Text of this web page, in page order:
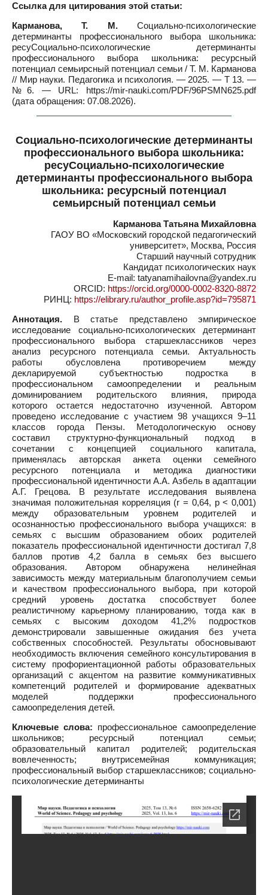
Ссылка для цитирования этой статьи:
Карманова, Т. М.Социально-психологические
детерминанты профессионального выбора школьника:
ресуСоциально-психологические детерминанты
профессионального выбора школьника: ресурсный
потенциал семьирсный потенциал семьи / Т. М. Карманова
// Мир науки. Педагогика и психология. — 2025. — Т 13. —
№6. — URL: https://mir-nauki.com/PDF/96PSMN625.pdf
(дата обращения: 07.08.2026).
Социально-психологические детерминанты
профессионального выбора школьника:
ресуСоциально-психологические
детерминанты профессионального выбора
школьника: ресурсный потенциал
семьирсный потенциал семьи
Карманова Татьяна Михайловна
ГАОУ ВО «Московский городской педагогический
университет», Москва, Россия
Старший научный сотрудник
Кандидат психологических наук
E-mail: tatyanamihailovna@yandex.ru
ORCID: https://orcid.org/0000-0002-8320-8872
РИНЦ: https://elibrary.ru/author_profile.asp?id=795871
Аннотация. В статье представлено эмпирическое
исследование социально-психологических детерминант
профессионального выбора старшеклассников через
анализ ресурсного потенциала семьи. Актуальность
работы обусловлена противоречием между
декларируемой субъектностью подростка в
профессиональном самоопределении и реальным
доминированием родительского влияния, природа
которого остается недостаточно изученной. Автором
проведено исследование с участием 98 учащихся 9–11
классов города Пензы. Методологическую основу
составил структурно-функциональный подход в
сочетании с концепцией социального капитала,
применялась авторская анкета оценки семейного
ресурсного потенциала и методика диагностики
профессиональной идентичности А.А. Азбель в адаптации
А.Г. Грецова. В результате исследования выявлена
значимая положительная корреляция (r = 0,64, p < 0,001)
между образовательным уровнем родителей и
осознанностью профессионального выбора учащихся: в
семьях с высшим образованием обоих родителей
показатель профессиональной идентичности достигал 7,8
баллов против 4,2 балла в семьях без высшего
образования. Автором обнаружена нелинейная
зависимость между материальным благополучием семьи
и качеством профессионального выбора, при которой
средний уровень достатка способствует более
реалистичному карьерному планированию, тогда как в
семьях с высоким доходом 41,2% подростков
демонстрировали завышенные ожидания без учета
собственных способностей. Результаты обосновывают
необходимость включения семейного консультирования в
систему профориентационной работы образовательных
организаций с акцентом на развитие коммуникативных
компетенций родителей и формирование адекватных
моделей поддержки профессионального
самоопределения детей.
Ключевые слова: профессиональное самоопределение
школьников; ресурсный потенциал семьи;
образовательный капитал родителей; родительская
вовлеченность; внутрисемейная коммуникация;
профессиональный выбор старшеклассников; социально-
психологические детерминанты